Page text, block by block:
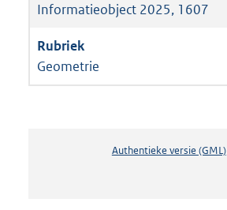
Informatieobject 2025, 1607
Geometrie
Authentieke versie (GML)b